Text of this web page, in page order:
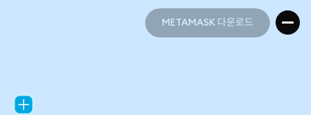
METAMASK 다운로드